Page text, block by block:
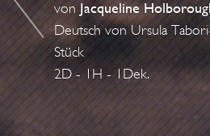
vonJacqueline
Deutsch von Ursula
Stück
2D - 1H - 1Dek.